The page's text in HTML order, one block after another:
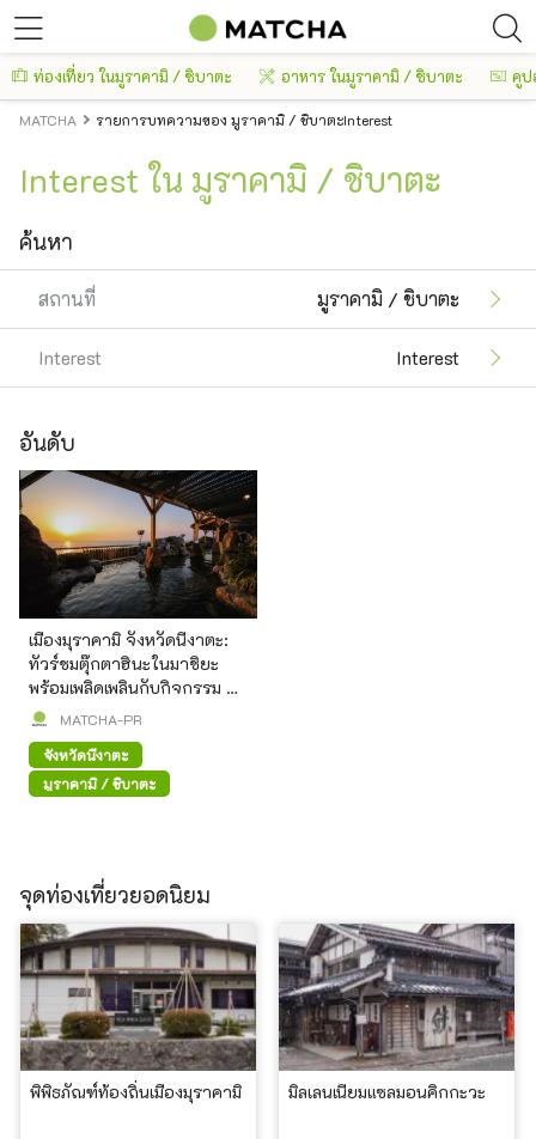
ท่องเที่ยว ในมูราคามิ / ชิบาตะ อาหาร ในมูราคามิ / ชิบาตะ คูป
MATCHA รายการบทความของ มูราคามิ / ชิบาตะInterest
Interest ใน มูราคามิ / ชิบาตะ
ค้นหา
สถานที่ มูราคามิ / ชิบาตะ
Interest Interest
อันดับ
เมืองมุราคามิ จังหวัดนีงาตะ:
ทัวร์ชมตุ๊กตาฮินะในมาชิยะ
พร้อมเพลิดเพลินกับกิจกรรม ที่
เที่ยว และอาหารท้องถิ่น
MATCHA-PR
จังหวัดนีงาตะ
มูราคามิ / ชิบาตะ
จุดท่องเที่ยวยอดนิยม
พิพิธภัณฑ์ท้องถิ่นเมืองมุราคามิ มิลเลนเนียมแซลมอนคิกกะวะ